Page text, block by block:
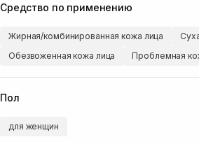
Средство по применению
Жирная/комбинированная кожа лица
Обезвоженная кожа лица
Проблемная
Пол
для женщин